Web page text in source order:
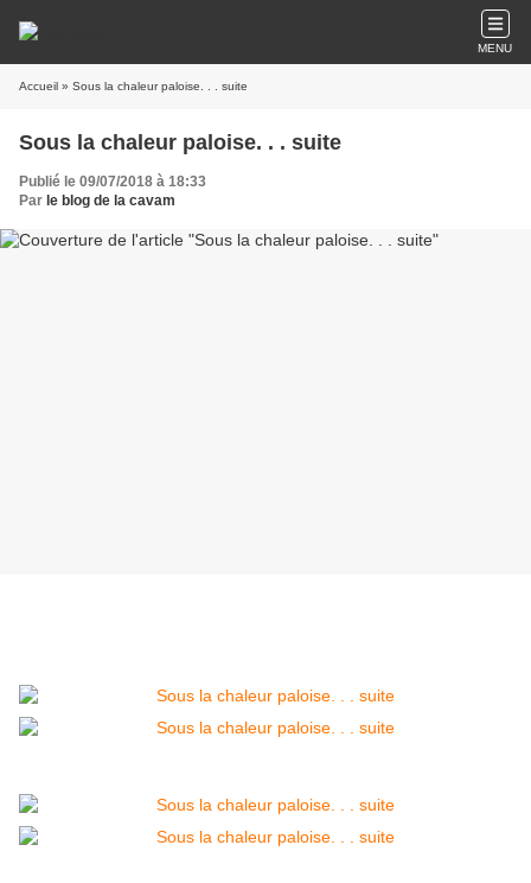
MENU
Accueil » Sous la chaleur paloise. . . suite
Sous la chaleur paloise. . . suite
Publié le 09/07/2018 à 18:33
Par le blog de la cavam